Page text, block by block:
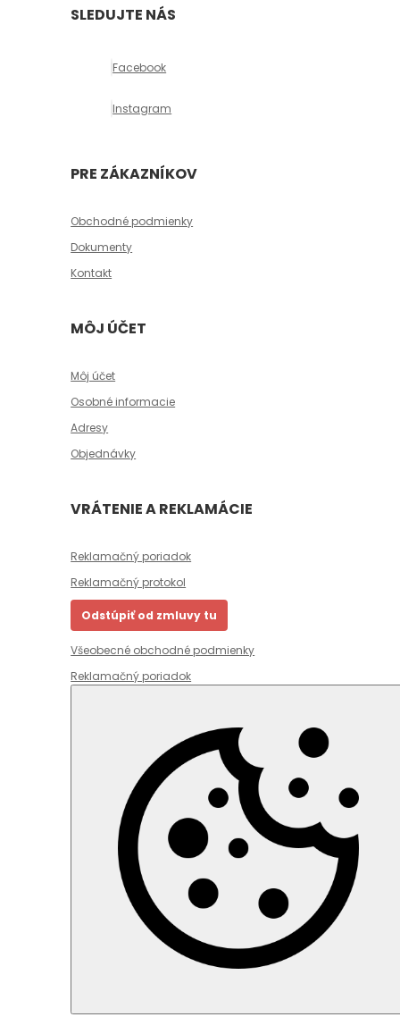
SLEDUJTE NÁS
Facebook
Instagram
PRE ZÁKAZNÍKOV
Obchodné podmienky
Dokumenty
Kontakt
MÔJ ÚČET
Môj účet
Osobné informacie
Adresy
Objednávky
VRÁTENIE A REKLAMÁCIE
Reklamačný poriadok
Reklamačný protokol
Odstúpiť od zmluvy tu
Všeobecné obchodné podmienky
Reklamačný poriadok